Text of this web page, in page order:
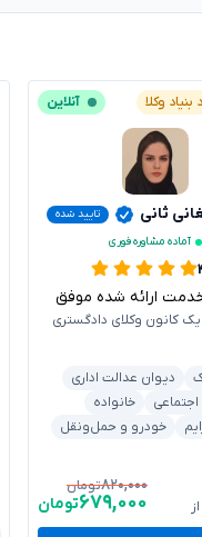
وکلا آنلاین
ثانی
تایید شده
آماده مشاوره فوری
ارائه شده موفق
یک کانون وکلای دادگستری
دیوان عدالت اداری
اجتماعی
خانواده
خودرو و حمل‌ونقل
۸۲۰,۰۰۰تومان
۶۷۹,۰۰۰تومان